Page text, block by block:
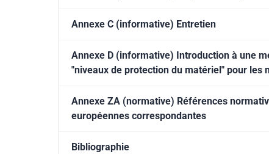
Annexe C (informative) Entretien
Annexe D (informative) Introduction à une
"niveaux de protection du matériel" pour les
Annexe ZA (normative) Références
européennes correspondantes
Bibliographie